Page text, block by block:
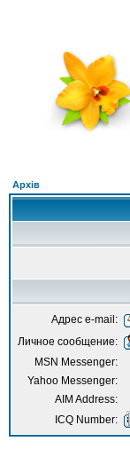
Архів
Адрес e-mail:
Личное сообщение:
MSN Messenger:
Yahoo Messenger:
AIM Address:
ICQ Number: